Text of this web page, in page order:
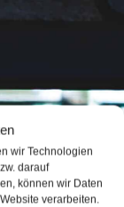
wir Technologien
darauf
können wir Daten
verarbeiten.